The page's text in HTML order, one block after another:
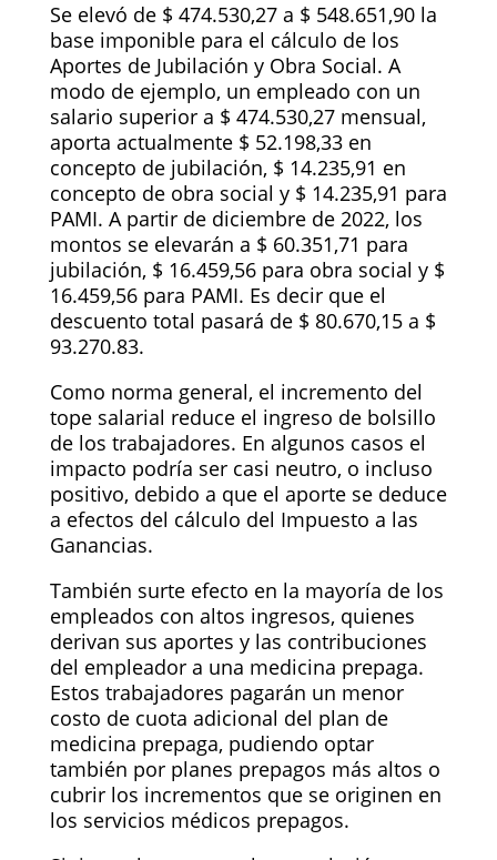
Se elevó de $ 474.530,27 a $ 548.651,90 la
base imponible para el cálculo de los
Aportes de Jubilación y Obra Social. A
modo de ejemplo, un empleado con un
salario superior a $ 474.530,27 mensual,
aporta actualmente $ 52.198,33 en
concepto de jubilación, $ 14.235,91 en
concepto de obra social y $ 14.235,91 para
PAMI. A partir de diciembre de 2022, los
montos se elevarán a $ 60.351,71 para
jubilación, $ 16.459,56 para obra social y $
16.459,56 para PAMI. Es decir que el
descuento total pasará de $ 80.670,15 a $
93.270.83.
Como norma general, el incremento del
tope salarial reduce el ingreso de bolsillo
de los trabajadores. En algunos casos el
impacto podría ser casi neutro, o incluso
positivo, debido a que el aporte se deduce
a efectos del cálculo del Impuesto a las
Ganancias.
También surte efecto en la mayoría de los
empleados con altos ingresos, quienes
derivan sus aportes y las contribuciones
del empleador a una medicina prepaga.
Estos trabajadores pagarán un menor
costo de cuota adicional del plan de
medicina prepaga, pudiendo optar
también por planes prepagos más altos o
cubrir los incrementos que se originen en
los servicios médicos prepagos.